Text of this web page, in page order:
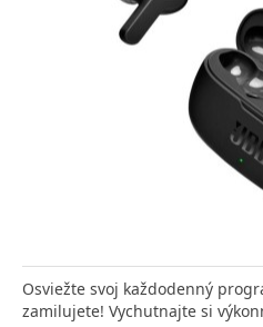
Osviežte svoj každodenný
zamilujete! Vychutnajte si